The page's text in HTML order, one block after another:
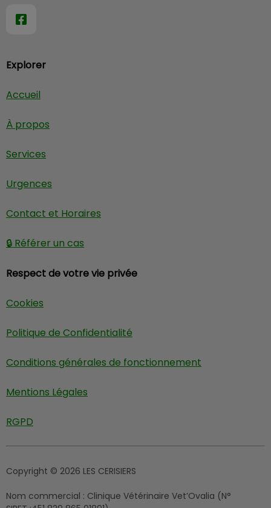
Explorer
Accueil
À propos
Services
Urgences
Contact et Horaires
🔒 Référer un cas
Respect de votre vie privée
Cookies
Politique de Confidentialité
Conditions générales de fonctionnement
Mentions Légales
RGPD
Copyright © 2026 LES CERISIERS
Nom commercial : Clinique Vétérinaire Vet’Ovalia (N°